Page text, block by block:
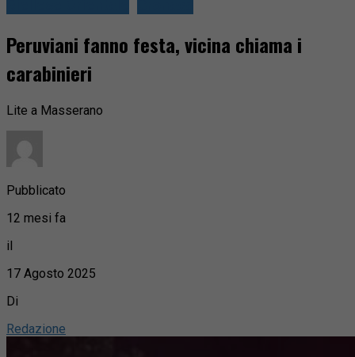
Peruviani fanno festa, vicina chiama i
carabinieri
Lite a Masserano
Pubblicato
12 mesi fa
il
17 Agosto 2025
Di
Redazione